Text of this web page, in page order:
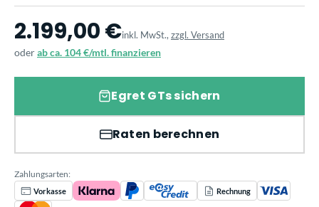
2.199,00 €inkl. MwSt., zzgl. Versand
oderab ca. 104 €/mtl. finanzieren
Egret GTs sichern
Raten berechnen
Zahlungsarten:
Vorkasse Rechnung